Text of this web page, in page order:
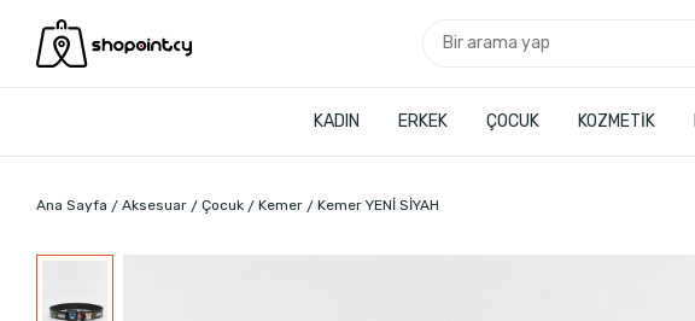
KADIN ERKEK ÇOCUK KOZMETİK
Ana Sayfa Aksesuar Çocuk Kemer Kemer YENİ SİYAH